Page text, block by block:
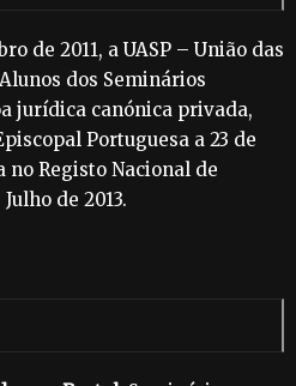
de 2011, a UASP – União das
dos Seminários
jurídica canónica privada,
Portuguesa a 23 de
no Registo Nacional de
de 2013.